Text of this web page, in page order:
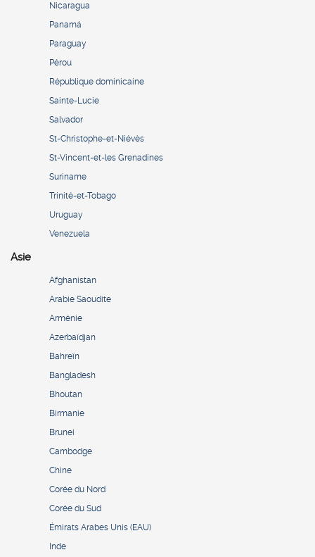
Nicaragua
Panamá
Paraguay
Pérou
République dominicaine
Sainte-Lucie
Salvador
St-Christophe-et-Niévès
St-Vincent-et-les Grenadines
Suriname
Trinité-et-Tobago
Uruguay
Venezuela
Asie
Afghanistan
Arabie Saoudite
Arménie
Azerbaïdjan
Bahreïn
Bangladesh
Bhoutan
Birmanie
Brunei
Cambodge
Chine
Corée du Nord
Corée du Sud
Émirats Arabes Unis (EAU)
Inde